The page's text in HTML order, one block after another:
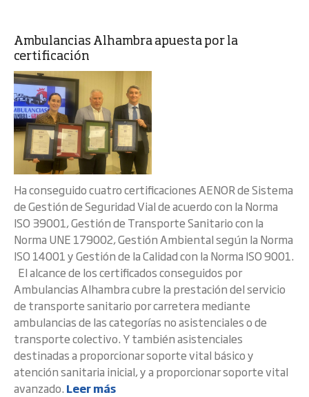
Ambulancias Alhambra apuesta por la
certificación
Ha conseguido cuatro certificaciones AENOR de Sistema
de Gestión de Seguridad Vial de acuerdo con la Norma
ISO 39001, Gestión de Transporte Sanitario con la
Norma UNE 179002, Gestión Ambiental según la Norma
ISO 14001 y Gestión de la Calidad con la Norma ISO 9001.
El alcance de los certificados conseguidos por
Ambulancias Alhambra cubre la prestación del servicio
de transporte sanitario por carretera mediante
ambulancias de las categorías no asistenciales o de
transporte colectivo. Y también asistenciales
destinadas a proporcionar soporte vital básico y
atención sanitaria inicial, y a proporcionar soporte vital
avanzado. Leer más